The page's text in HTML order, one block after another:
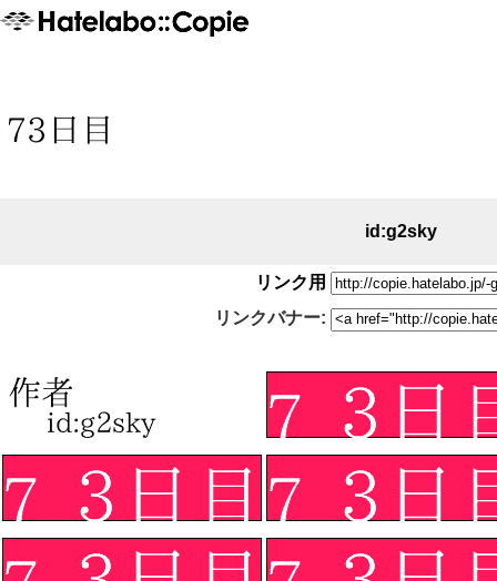
id:g2sky
リンク用
リンクバナー: